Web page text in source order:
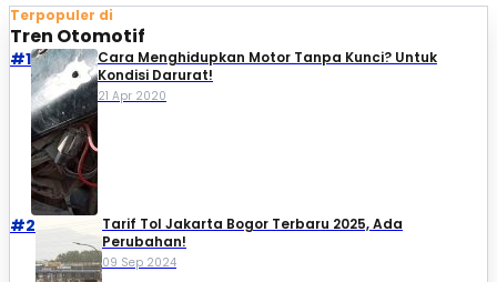
Terpopuler di
Tren Otomotif
#1
Cara Menghidupkan Motor Tanpa Kunci? Untuk
Kondisi Darurat!
21 Apr 2020
#2
Tarif Tol Jakarta Bogor Terbaru 2025, Ada
Perubahan!
09 Sep 2024